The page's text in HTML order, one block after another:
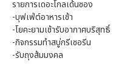
รายการเดอะโกลเด้นซอง
-บุฟเฟ่ต์อาหารเช้า
-โยคะยามเช้ารับอากาศบริสุทธิ์
-กิจกรรมทำสบู่กรีเซอรีน
-รับถุงส้มมงคล